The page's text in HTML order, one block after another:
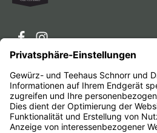
Service-Hotline
Service